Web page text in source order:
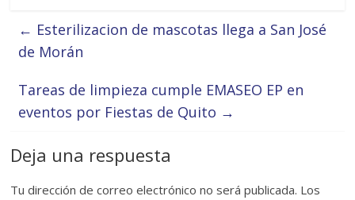
← Esterilizacion de mascotas llega a San José
de Morán
Tareas de limpieza cumple EMASEO EP en
eventos por Fiestas de Quito →
Deja una respuesta
Tu dirección de correo electrónico no será publicada. Los